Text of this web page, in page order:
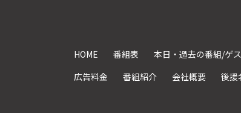
HOME 番組表 本日・過去の番組/ゲ
広告料金
番組紹介 会社概要 後援